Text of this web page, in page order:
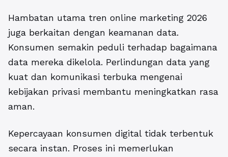
Hambatan utama tren online marketing 2026
juga berkaitan dengan keamanan data.
Konsumen semakin peduli terhadap bagaimana
data mereka dikelola. Perlindungan data yang
kuat dan komunikasi terbuka mengenai
kebijakan privasi membantu meningkatkan rasa
aman.
Kepercayaan konsumen digital tidak terbentuk
secara instan. Proses ini memerlukan